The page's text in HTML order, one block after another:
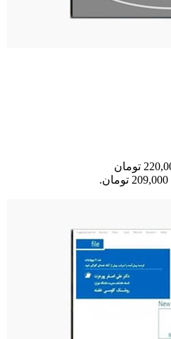
قیمت اصلی: 220,000 تومان